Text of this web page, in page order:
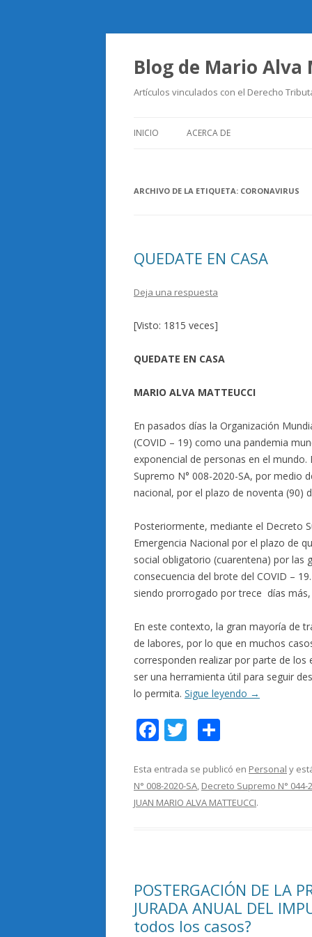
Blog de Mario Alva
Artículos vinculados con el Derecho
INICIO ACERCA DE
ARCHIVO DE LA ETIQUETA: CORONAVIRUS
QUEDATE EN CASA
Deja una respuesta
[Visto: 1815 veces]
QUEDATE EN CASA
MARIO ALVA MATTEUCCI
En pasados días la Organización
(COVID – 19) como una pandemia
exponencial de personas en el
Supremo N° 008-2020-SA, por medio
nacional, por el plazo de noventa (90)
Posteriormente, mediante el Decreto
Emergencia Nacional por el plazo de
social obligatorio (cuarentena) por las
consecuencia del brote del COVID –
siendo prorrogado por trece días
En este contexto, la gran mayoría de
de labores, por lo que en muchos
corresponden realizar por parte de
ser una herramienta útil para seguir
lo permita. Sigue leyendo →
F
e
b
T
itt
er
m
p
Esta entrada se publicó en Personal y
N° 008-2020-SA, Decreto Supremo N° 044-
JUAN MARIO ALVA MATTEUCCI.
POSTERGACIÓN DE LA
JURADA ANUAL DEL
todos los casos?